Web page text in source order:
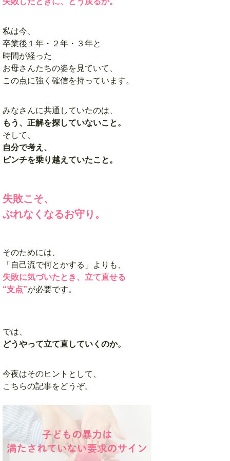
私は今、
卒業後１年・２年・３年と
時間が経った
お母さんたちの姿を見ていて、
この点に強く確信を持っています。
みなさんに共通していたのは、
もう、正解を探していないこと。
そして、
自分で考え、
ピンチを乗り越えていたこと。
失敗こそ、
ぶれなくなるお守り。
そのためには、
「自己流で何とかする」よりも、
失敗に気づいたとき、立て直せる
“支点”が必要です。
では、
どうやって立て直していくのか。
今夜はそのヒントとして、
こちらの記事をどうぞ。